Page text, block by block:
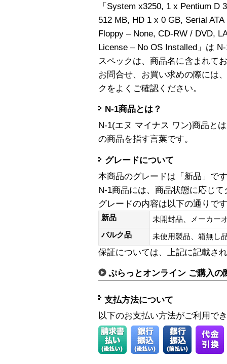
「System x3250, 1 x Pentium D
512 MB, HD 1 x 0 GB, Serial
Floppy – None, CD-RW / DVD,
License – No OS Installed」は
スペックは、商品名に含まれて
お問合せ、お買い求めの際には
クをよくご確認ください。
N-1商品とは？
N-1(エヌ マイナス ワン)商品と
の商品を指す言葉です。
グレードについて
本商品のグレードは「新品」です
N-1商品には、商品状態に応じ
グレードの内容は以下の通りで
新品
未開封品、メーカー
バルク品
未使用製品、箱無
保証については、上記に記載さ
ぷらっとオンライン ご購入の
支払方法について
以下のお支払い方法がご利用で